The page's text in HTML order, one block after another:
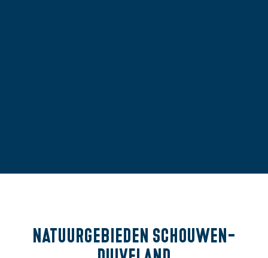
Natuurgebieden Schouwen-
Duiveland